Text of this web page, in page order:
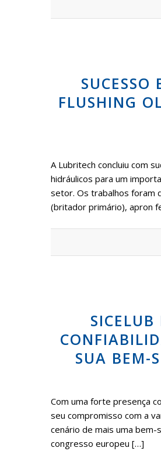
FLUSHING
A Lubritech concluiu com
hidráulicos para um
setor. Os trabalhos foram
(britador primário), apron
SUA BEM-
Com uma forte presença
seu compromisso com a
cenário de mais uma bem-
congresso europeu […]